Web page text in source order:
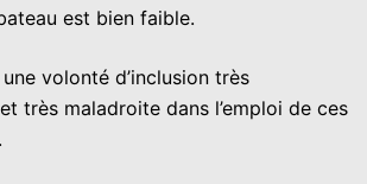
est bien faible.
volonté d’inclusion très
très maladroite dans l’emploi de ces